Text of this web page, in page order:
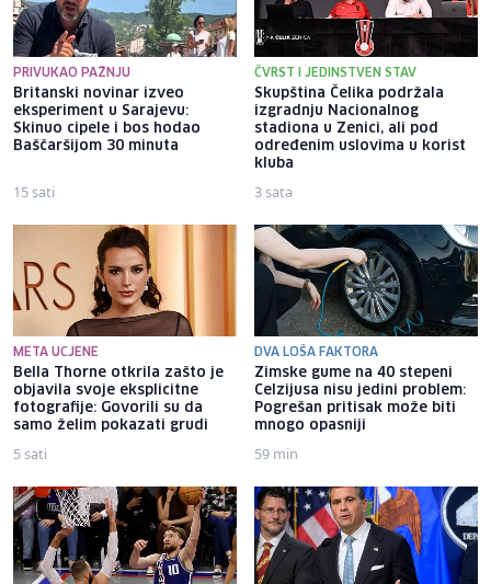
PRIVUKAO PAŽNJU
Britanski novinar izveo
eksperiment u Sarajevu:
Skinuo cipele i bos hodao
Baščaršijom 30 minuta
15 sati
ČVRST I JEDINSTVEN STAV
Skupština Čelika podržala
izgradnju Nacionalnog
stadiona u Zenici, ali pod
određenim uslovima u korist
kluba
3 sata
META UCJENE
Bella Thorne otkrila zašto je
objavila svoje eksplicitne
fotografije: Govorili su da
samo želim pokazati grudi
5 sati
DVA LOŠA FAKTORA
Zimske gume na 40 stepeni
Celzijusa nisu jedini problem:
Pogrešan pritisak može biti
mnogo opasniji
59 min